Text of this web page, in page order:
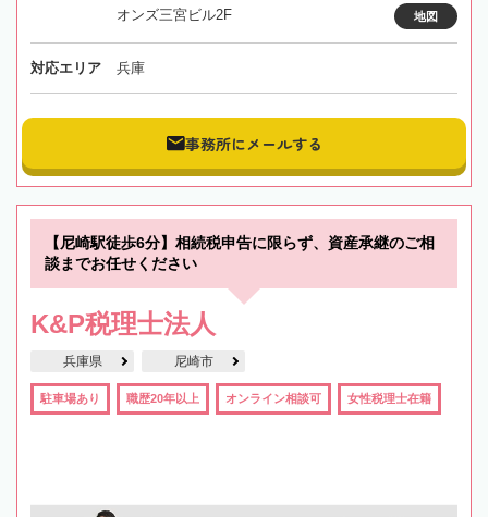
オンズ三宮ビル2F
地図
対応エリア 兵庫
事務所にメールする
【尼崎駅徒歩6分】相続税申告に限らず、資産承継のご相
談までお任せください
K&P税理士法人
兵庫県 尼崎市
駐車場あり 職歴20年以上 オンライン相談可 女性税理士在籍